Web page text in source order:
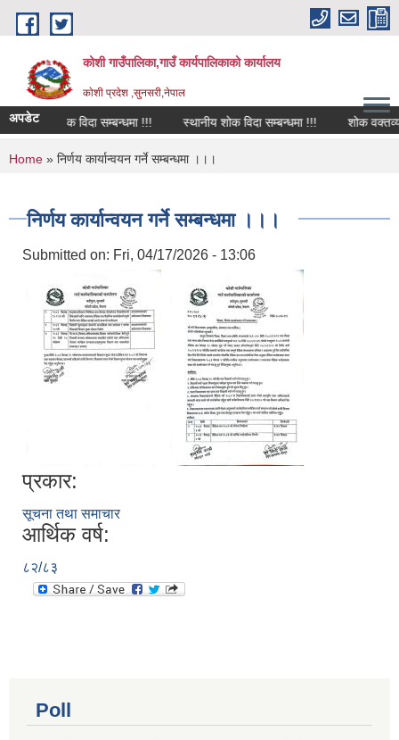
Skip to main content
कोशी गाउँपालिका,गाउँ कार्यपालिकाको कार्यालय
काेशी प्रदेश ,सुनसरी,नेपाल
अपडेट शोक विदा सम्बन्धमा !!! स्थानीय शोक विदा सम्बन्धमा !!! शोक वक्तव्य
You are here
Home » निर्णय कार्यान्वयन गर्ने सम्बन्धमा ।।।
निर्णय कार्यान्वयन गर्ने सम्बन्धमा ।।।
Submitted on: Fri, 04/17/2026 - 13:06
प्रकार:
सूचना तथा समाचार
आर्थिक वर्ष:
८२/८३
Poll